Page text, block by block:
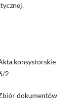
konsystorskie
2
dokumentów